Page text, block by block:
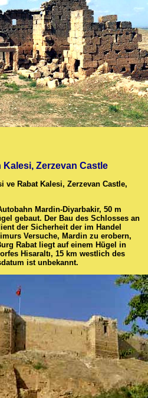
Zerzevan Castle
ve Rabat Kalesi, Zerzevan Castle,
Mardin-Diyarbakir, 50 m
gebaut. Der Bau des Schlosses an
der Sicherheit der im Handel
Versuche, Mardin zu erobern,
Rabat liegt auf einem Hügel in
Hisaraltı, 15 km westlich des
ist unbekannt.